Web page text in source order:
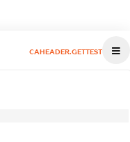
CAHEADER.GETTEST